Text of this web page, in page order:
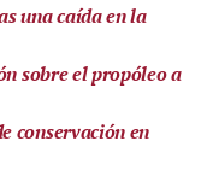
una caída en la
sobre el propóleo a
conservación en